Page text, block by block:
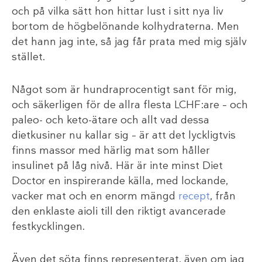
och på vilka sätt hon hittar lust i sitt nya liv
bortom de högbelönande kolhydraterna. Men
det hann jag inte, så jag får prata med mig själv
stället.
Något som är hundraprocentigt sant för mig,
och säkerligen för de allra flesta LCHF:are – och
paleo- och keto-ätare och allt vad dessa
dietkusiner nu kallar sig – är att det lyckligtvis
finns massor med härlig mat som håller
insulinet på låg nivå. Här är inte minst Diet
Doctor en inspirerande källa, med lockande,
vacker mat och en enorm mängd recept, från
den enklaste aioli till den riktigt avancerade
festkycklingen.
Även det söta finns representerat, även om jag